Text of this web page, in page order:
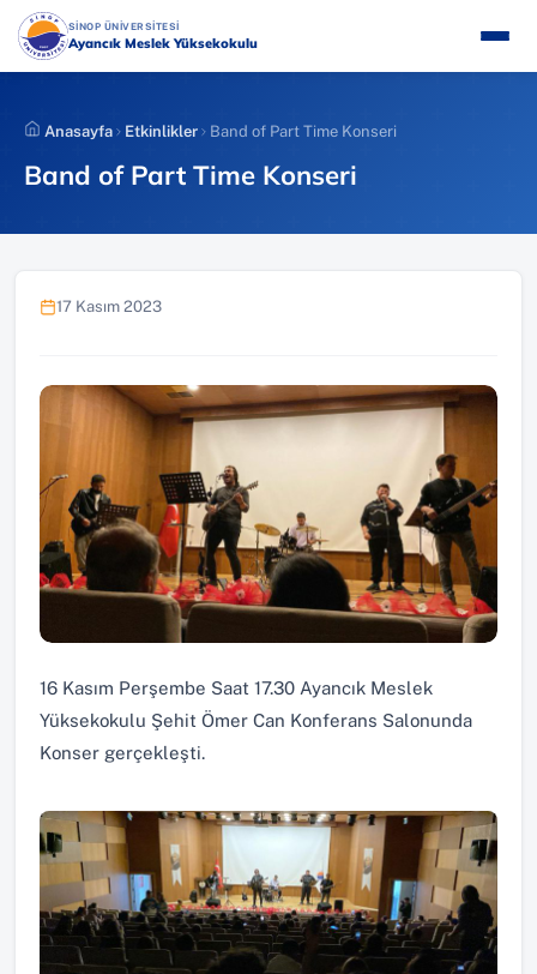
İçeriğe
atla
SİNOP ÜNİVERSİTESİ(YENI SEKMEDE AÇILIR)
Ayancık Meslek Yüksekokulu
Anasayfa Etkinlikler Band of Part Time Konseri
Band of Part Time Konseri
17 Kasım 2023
16 Kasım Perşembe Saat 17.30 Ayancık Meslek
Yüksekokulu Şehit Ömer Can Konferans Salonunda
Konser gerçekleşti.